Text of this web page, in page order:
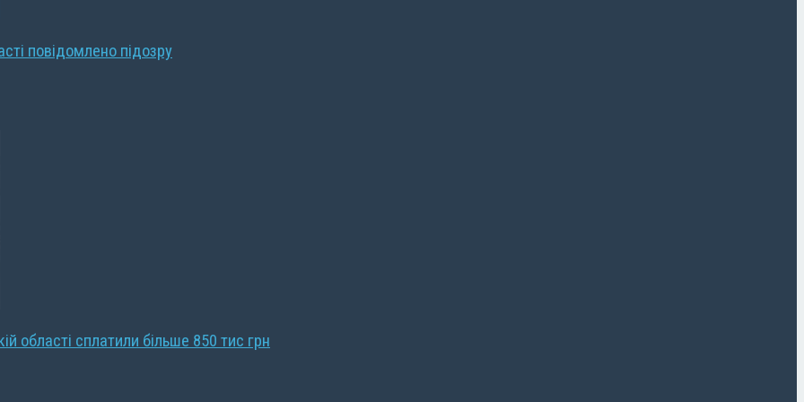
повідомлено підозру
області сплатили більше 850 тис грн